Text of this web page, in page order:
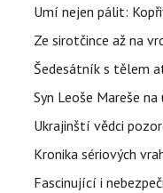
Umí nejen pálit:
Ze sirotčince až na
Šedesátník s tělem
Syn Leoše Mareše
Ukrajinští vědci
Kronika sériových
Fascinující i